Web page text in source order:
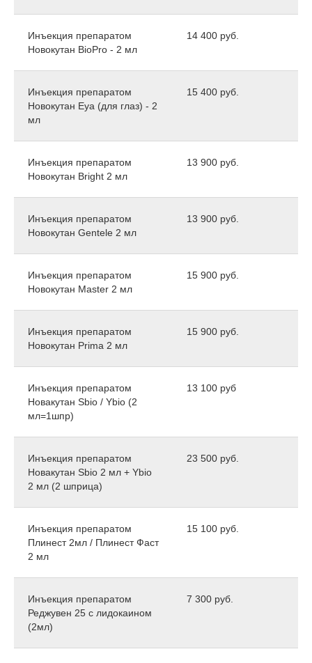
Инъекция препаратом
Новокутан BioPro - 2 мл
14 400 руб.
Инъекция препаратом
Новокутан Eya (для глаз) - 2
мл
15 400 руб.
Инъекция препаратом
Новокутан Bright 2 мл
13 900 руб.
Инъекция препаратом
Новокутан Gentele 2 мл
13 900 руб.
Инъекция препаратом
Новокутан Master 2 мл
15 900 руб.
Инъекция препаратом
Новокутан Prima 2 мл
15 900 руб.
Инъекция препаратом
Новакутан Sbio / Ybio (2
мл=1шпр)
13 100 руб
Инъекция препаратом
Новакутан Sbio 2 мл + Ybio
2 мл (2 шприца)
23 500 руб.
Инъекция препаратом
Плинест 2мл / Плинест Фаст
2 мл
15 100 руб.
Инъекция препаратом
Реджувен 25 с лидокаином
(2мл)
7 300 руб.